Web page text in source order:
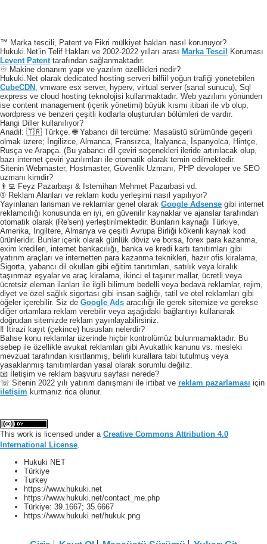
™ Marka tescili, Patent ve Fikri mülkiyet hakları nasıl korunuyor?
Hukuki.Net’in Telif Hakları ve 2002-2022 yılları arası Marka Tescil Koruması
Levent Patent tarafından sağlanmaktadır.
♾️ Makine donanım yapı ve yazılım özellikleri nedir?
Hukuki.Net olarak dedicated hosting serveri bilfiil yoğun trafiği yönetebilen
CubeCDN , vmware esx server, hyperv, virtual server (sanal sunucu), Sql
express ve cloud hosting teknolojisi kullanmaktadır. Web yazılımı yönünden
ise content management (içerik yönetimi) büyük kısmı itibari ile vb olup,
wordpress ve benzeri çeşitli kodlarla oluşturulan bölümleri de vardır.
Hangi Diller kullanılıyor?
Anadil: 🇹🇷 Türkçe. 🌐 Yabancı dil tercüme: Masaüstü sürümünde geçerli
olmak üzere; İngilizce, Almanca, Fransızca, İtalyanca, İspanyolca, Hintçe,
Rusça ve Arapça. (Bu yabancı dil çeviri seçenekleri ileride artırılacak olup,
bazı internet çeviri yazılımları ile otomatik olarak temin edilmektedir.
Sitenin Webmaster, Hostmaster, Güvenlik Uzmanı, PHP devoloper ve SEO
uzmanı kimdir?
👨‍💻 Feyz Pazarbaşı & Istemihan Mehmet Pazarbasi vd.
® Reklam Alanları ve reklam kodu yerleşimi nasıl yapılıyor?
Yayınlanan lansman ve reklamlar genel olarak Google Adsense gibi internet
reklamcılığı konusunda en iyi, en güvenilir kaynaklar ve ajanslar tarafından
otomatik olarak (Re'sen) yerleştirilmektedir. Bunların kaynağı Türkiye,
Amerika, Ingiltere, Almanya ve çeşitli Avrupa Birliği kökenli kaynak kod
ürünleridir. Bunlar içerik olarak günlük döviz ve borsa, forex para kazanma,
exim kredileri, internet bankacılığı, banka ve kredi kartı tanıtımları gibi
yatırım araçları ve internetten para kazanma teknikleri, hazır ofis kiralama,
Sigorta, yabancı dil okulları gibi eğitim tanıtımları, satılık veya kiralık
taşınmaz eşyalar ve araç kiralama, ikinci el taşınır mallar, ücretli veya
ücretsiz eleman ilanları ile ilgili bilimum bedelli veya bedava reklamlar, rejim,
diyet ve özel sağlık sigortası gibi insan sağlığı, tatil ve otel reklamları gibi
öğeler içerebilir. Siz de Google Ads aracılığı ile gerek sitemize ve gerekse
diğer ortamlara reklam verebilir veya aşağıdaki bağlantıyı kullanarak
doğrudan sitemizde reklam yayınlayabilirsiniz.
‼️ İtirazi kayıt (çekince) hususları nelerdir?
Bahse konu reklamlar üzerinde hiçbir kontrolümüz bulunmamaktadır. Bu
sebep ile özellikle avukat reklamları gibi Avukatlık kanunu vs. mesleki
mevzuat tarafından kısıtlanmış, belirli kurallara tabi tutulmuş veya
yasaklanmış tanıtımlardan yasal olarak sorumlu değiliz.
📧 İletişim ve reklam başvuru sayfası nerede?
☏ Sitenin 2022 yılı yatırım danışmanı ile irtibat ve reklam pazarlaması için
iletişim kurmanız rica olunur.
This work is licensed under a Creative Commons Attribution 4.0
International License
Hukuki NET
Türkiye
Turkey
https://www.hukuki.net
https://www.hukuki.net/contact_me.php
Türkiye: 39.1667; 35.6667
https://www.hukuki.net/hukuk.png